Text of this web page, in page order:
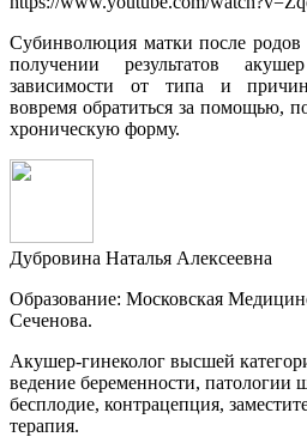
Субинволюция матки после родов
получении результатов
зависимости от типа и
вовремя обратиться за помощью,
хроническую форму.
Дубровина Наталья Алексеевна
Образование: Московская
Сеченова.
Акушер-гинеколог высшей
ведение беременности, патологии
бесплодие, контрацепция,
терапия.